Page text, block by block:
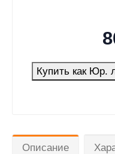
Купить как Юр.
Описание